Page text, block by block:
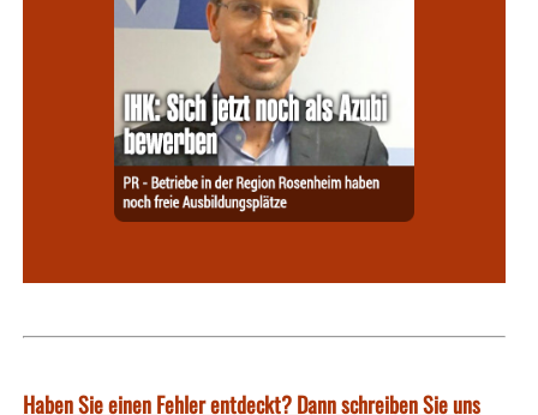
Haben Sie einen Fehler entdeckt? Dann schreiben Sie uns